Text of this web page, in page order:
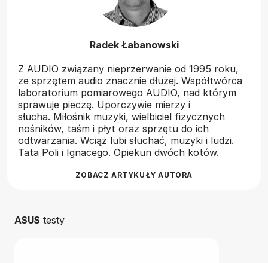
Radek Łabanowski
Z AUDIO związany nieprzerwanie od 1995 roku,
ze sprzętem audio znacznie dłużej. Współtwórca
laboratorium pomiarowego AUDIO, nad którym
sprawuje pieczę. Uporczywie mierzy i
słucha. Miłośnik muzyki, wielbiciel fizycznych
nośników, taśm i płyt oraz sprzętu do ich
odtwarzania. Wciąż lubi słuchać, muzyki i ludzi.
Tata Poli i Ignacego. Opiekun dwóch kotów.
ZOBACZ ARTYKUŁY AUTORA
ASUS testy